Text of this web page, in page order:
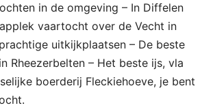
in de omgeving – In Diffelen
vaartocht over de Vecht in
uitkijkplaatsen – De beste
Rheezerbelten – Het beste ijs, vla
boerderij Fleckiehoeve, je bent